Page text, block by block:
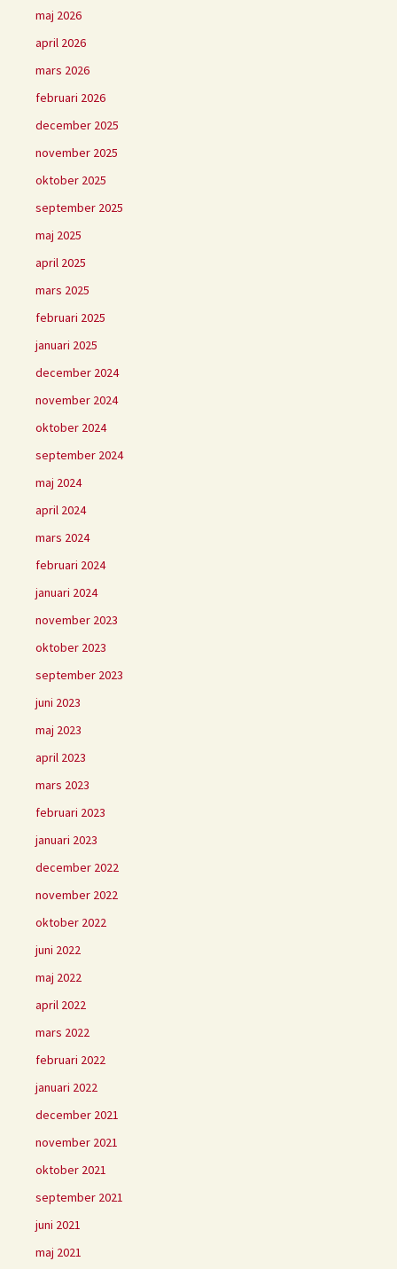
maj 2026
april 2026
mars 2026
februari 2026
december 2025
november 2025
oktober 2025
september 2025
maj 2025
april 2025
mars 2025
februari 2025
januari 2025
december 2024
november 2024
oktober 2024
september 2024
maj 2024
april 2024
mars 2024
februari 2024
januari 2024
november 2023
oktober 2023
september 2023
juni 2023
maj 2023
april 2023
mars 2023
februari 2023
januari 2023
december 2022
november 2022
oktober 2022
juni 2022
maj 2022
april 2022
mars 2022
februari 2022
januari 2022
december 2021
november 2021
oktober 2021
september 2021
juni 2021
maj 2021